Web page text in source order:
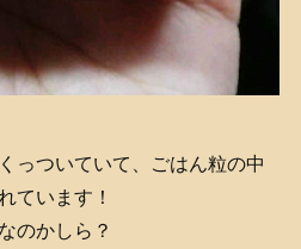
っついていて、ごはん粒の中
ています！
のかしら？